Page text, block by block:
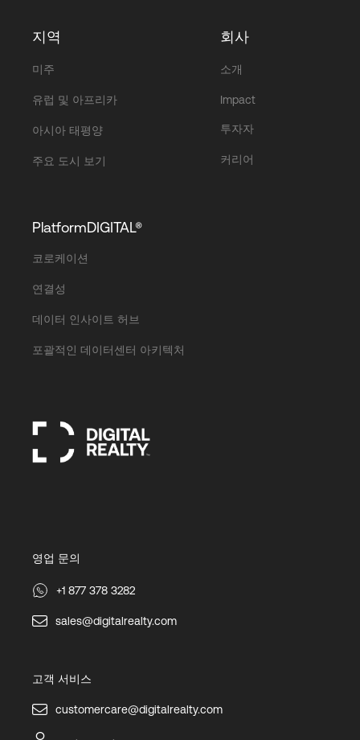
지역
미주
유럽 및 아프리카
아시아 태평양
주요 도시 보기
회사
소개
Impact
투자자
커리어
PlatformDIGITAL®
코로케이션
연결성
데이터 인사이트 허브
포괄적인 데이터센터 아키텍처
영업 문의
+1 877 378 3282
sales@digitalrealty.com
고객 서비스
customercare@digitalrealty.com